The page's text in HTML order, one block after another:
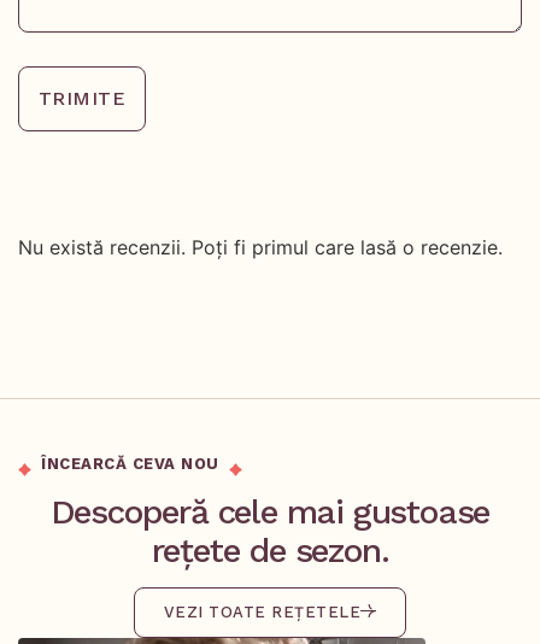
TRIMITE
Nu există recenzii. Poți fi primul care lasă o recenzie.
ÎNCEARCĂ CEVA NOU
Descoperă cele mai gustoase
rețete de sezon.
VEZI TOATE REȚETELE